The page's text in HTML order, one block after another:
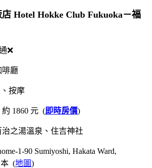
Hotel Hokke Club Fukuoka－福
❌
啡廳
按摩
約 1860 元 (即時房價)
治之湯溫泉、住吉神社
1-90 Sumiyoshi, Hakata Ward,
本 (地圖)